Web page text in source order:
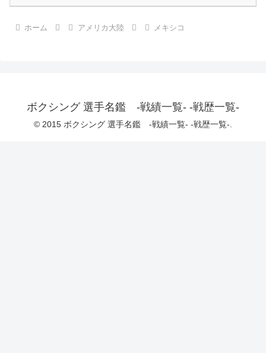
ホーム アメリカ大陸 メキシコ
ボクシング 選手名鑑 -戦績一覧- -戦歴一覧-
© 2015 ボクシング 選手名鑑 -戦績一覧- -戦歴一覧-.